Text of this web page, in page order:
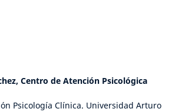
Centro de Atención Psicológica
Psicología Clínica. Universidad Arturo